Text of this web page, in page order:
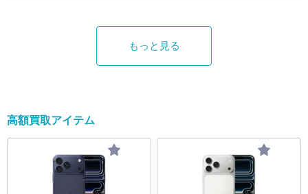
00円前後 512GB 160,000円 〜 200,000円前後 1
TB 170,000円 〜 220,000円前後 ※2026年7月23
新品・未使用品の相場 256GB 150,000円 〜 19
モデルでも、状態が良ければ数千円以上の差
まで「現時点での平均的な目安」に過ぎませ
ん。 iPhone16（512GB）など大容量モデルは
高く売れる？ 結論から言うと、512GBなどの
大容量モデルは、128GBや256GBに比べて買
店舗に絞り込む どれだけ高い査定額が提示さ
れても、送料や手数料が自己負担だと最終的
な手元に残る金額（手取り）が減ってしまい
ます。そのため、iPhoneの買い取り送料無料
ット（段ボールや緩衝材）を自宅まで送って
心です。 実績やクチコミ（安全性）を確認し
て最終決定する 候補が絞れたら、最後にその
業者の実績を確認しましょう。iPhoneの買取
での郵送の取引は顔が見えない分、「専用ツ
封のiPhone17は、依然として買取市場で非常
に高い需要を誇ります。買取価格の目安とし
て、以下の要素によってそれぞれ価格差が生
じるのが特徴です。 ストレージ容量（256G
（※2026年7月10日時点） 現時点での具体的
大容量モデルや、定番の人気カラーほど高値
がつきやすい傾向にあります。査定に出す際
は、ご自身の端末のスペック（容量・色）を
正確に把握し、複数の買取業者が提示する上
PadやMacBook、Apple Watchも「まとめて売
る」ことで真価を発揮する業者です。身の回
りのガジェットを総入れ替えしたい時の最適
解といえます。 また、WEB査定や電話査定に
す。データ消去も徹底して行われるため、安
スマホ・タブレット・中古PCの販売と買取を
行う業者です。1996年に創業し、東京・大
阪・名古屋・福岡など全国に実店舗を構え、
宅配買取にも対応しているのが特徴です。
点だと思いますか？ 質問5：その時の査定は
複数箇所に依頼しましたか？ 質問6：その理
由を教えてください。 ※原則として小数点以
下第2位を四捨五入し表記しているため、合計
以上に高かった経験はあるか聞いてみまし
じた人は29.7％と約3割にのぼりました。 多く
はないものの、実際に査定を受けたことで予
想外の価値に気づいたケースも一定数あるこ
とがわかります。 次に「買取査定をしたとき
もっと見る
高額買取アイテム